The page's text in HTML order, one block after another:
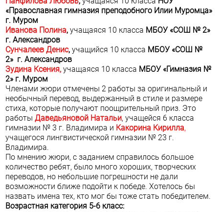
«Православная гимназия преподобного Илии Муромца»
г. Муром
Иванова Полина,учащаяся 10 класса МБОУ «СОШ № 2»
г. Александров
Сунчалеев Денис,учащийся 10 класса МБОУ «СОШ №
2» г. Александров
Зудина Ксения,учащаяся 10 класса МБОУ «Гимназия №
2» г. Муром
Членами жюри отмечены 2 работы за оригинальный и
необычный перевод, выдержанный в стиле и размере
стиха, которые получают поощрительный приз. Это
работыДаведьяновой Натальи, учащейся 6 класса
гимназии № 3 г. Владимира и Какорина Кирилла,
учащегося лингвистической гимназии № 23 г.
Владимира.
По мнению жюри, с заданием справилось большое
количество ребят, было много хороших, творческих
переводов, но небольшие погрешности не дали
возможности ближе подойти к победе. Хотелось бы
назвать имена тех, кто мог бы тоже стать победителем.
Возрастная категория 5-6 класс: